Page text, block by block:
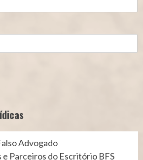
Advogado
e Parceiros do Escritório BFS